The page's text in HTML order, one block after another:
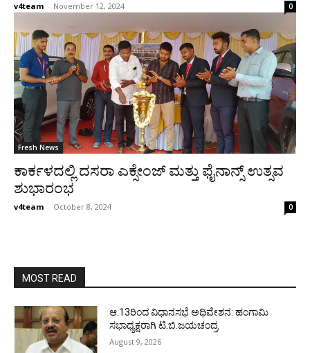
v4team - November 12, 2024 0
Fresh News
ಕಾರ್ಕಳದಲ್ಲಿ ದಸರಾ ಎಕ್ಸೇಂಜ್ ಮತ್ತು ಫೈನಾನ್ಸ್ ಉತ್ಸವ
ಶುಭಾರಂಭ
v4team - October 8, 2024 0
MOST READ
ಆ.13ರಿಂದ ವಿಧಾನಸಭೆ ಅಧಿವೇಶನ: ಹಂಗಾಮಿ
ಸಭಾಧ್ಯಕ್ಷರಾಗಿ ಟಿ.ಬಿ.ಜಯಚಂದ್ರ
August 9, 2026